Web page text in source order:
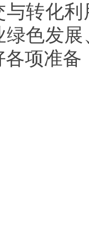
与转化
绿色发
各项准